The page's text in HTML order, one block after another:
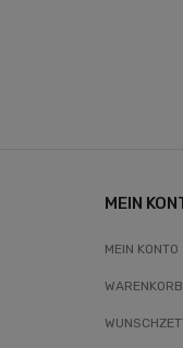
MEIN
MEIN KONTO
WARENKORB